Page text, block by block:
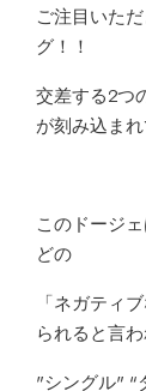
ご注目いた
グ！！
交差する2つ
が刻み込まれ
このドージ
どの
「ネガティ
られると言
”シングル”